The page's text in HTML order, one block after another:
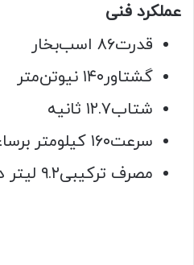
عملکرد فنی
قدرت۸۶ اسب‌بخار
گشتاور۱۴۰ نیوتن‌متر
شتاب۱۲.۷ ثانیه
سرعت۱۶۰ کیلومتر برساعت
مصرف ترکیبی۹.۲ لیتر در صد کیلومتر